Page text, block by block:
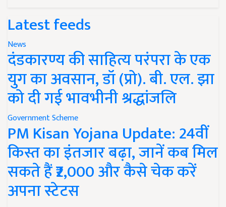
Latest feeds
News
दंडकारण्य की साहित्य परंपरा के एक
युग का अवसान, डॉ (प्रो). बी. एल. झा
को दी गई भावभीनी श्रद्धांजलि
Government Scheme
PM Kisan Yojana Update: 24वीं
किस्त का इंतजार बढ़ा, जानें कब मिल
सकते हैं ₹2,000 और कैसे चेक करें
अपना स्टेटस